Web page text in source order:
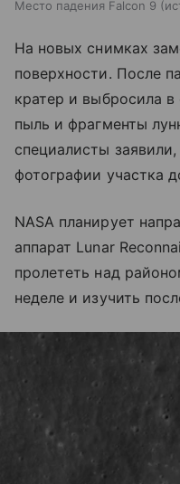
Место падения Falcon 9
На новых снимках
поверхности. После
кратер и выбросила
пыль и фрагменты
специалисты
фотографии участка
NASA планирует
аппарат Lunar
пролететь над
неделе и изучить